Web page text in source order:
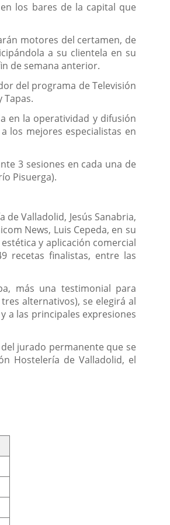
los bares de la capital que
motores del certamen, de
a su clientela en su
de semana anterior.
del programa de Televisión
Tapas.
en la operatividad y difusión
los mejores especialistas en
3 sesiones en cada una de
Pisuerga).
Valladolid, Jesús Sanabria,
News, Luis Cepeda, en su
y aplicación comercial
recetas finalistas, entre las
más una testimonial para
alternativos), se elegirá al
a las principales expresiones
jurado permanente que se
Hostelería de Valladolid, el